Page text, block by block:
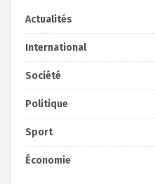
Actualités
International
Société
Politique
Sport
Économie